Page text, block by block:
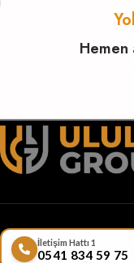
Hemen
İletişim Hattı 1
0541 834 59 75